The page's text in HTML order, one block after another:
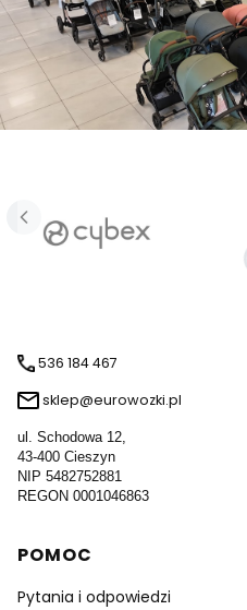
536 184 467
sklep@eurowozki.pl
ul. Schodowa 12,
43-400 Cieszyn
NIP 5482752881
REGON 0001046863
Linki w stopce
POMOC
Pytania i odpowiedzi